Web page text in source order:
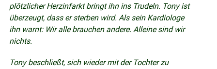
plötzlicher Herzinfarkt bringt ihn ins Trudeln. Tony ist
überzeugt, dass er sterben wird. Als sein Kardiologe
ihn warnt: Wir alle brauchen andere. Alleine sind wir
nichts.
Tony beschließt, sich wieder mit der Tochter zu